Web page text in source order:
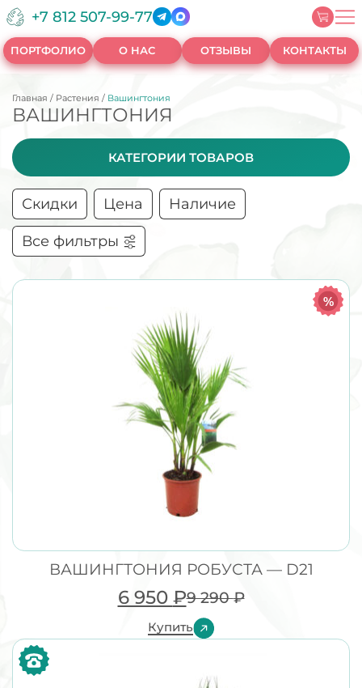
+7 812 507-99-77
ПОРТФОЛИО О НАС ОТЗЫВЫ КОНТАКТЫ
Главная / Растения / Вашингтония
ВАШИНГТОНИЯ
КАТЕГОРИИ ТОВАРОВ
Скидки Цена Наличие
Все фильтры
%
ВАШИНГТОНИЯ РОБУСТА — D21
9 290₽
6 950 ₽
Купить